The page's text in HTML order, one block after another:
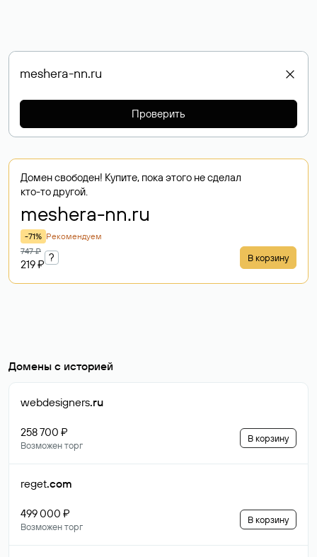
Проверить
Домен свободен! Купите, пока этого не сделал
кто-то другой.
meshera-nn.ru
-71% Рекомендуем
747 ₽
219 ₽
? В корзину
Домены с историей
webdesigners.ru
258 700 ₽
Возможен торг
В корзину
reget.com
499 000 ₽
Возможен торг
В корзину